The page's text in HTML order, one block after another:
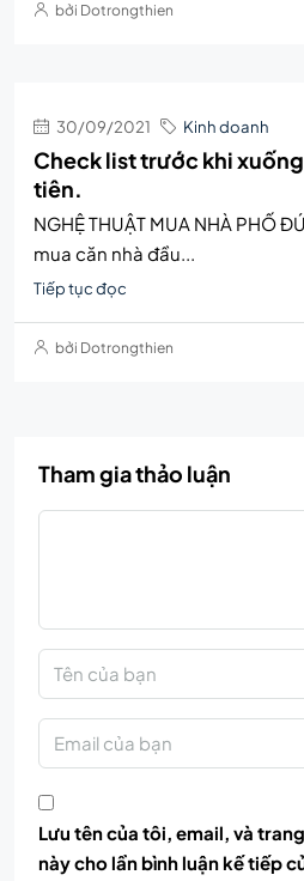
bởi Dotrongthien
30/09/2021 Kinh doanh
Check list trước khi
tiên.
NGHỆ THUẬT MUA NHÀ PHỐ
mua căn nhà đầu...
Tiếp tục đọc
bởi Dotrongthien
Tham gia thảo luận
Lưu tên của tôi, email, và
này cho lần bình luận kế tiếp